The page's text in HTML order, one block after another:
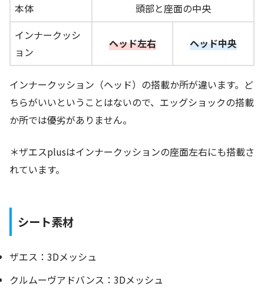
本体
頭部と座面の中央
インナークッシ
ョン
ヘッド左右 ヘッド中央
インナークッション（ヘッド）の搭載か所が違います。ど
ちらがいいということはないので、エッグショックの搭載
か所では優劣がありません。
＊ザエスplusはインナークッションの座面左右にも搭載さ
れています。
シート素材
ザエス：3Dメッシュ
クルムーヴアドバンス：3Dメッシュ